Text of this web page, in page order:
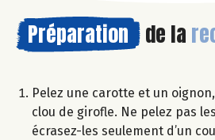
Préparation de la
Pelez une carotte et un
clou de girofle. Ne pelez pas
écrasez-les seulement d’un